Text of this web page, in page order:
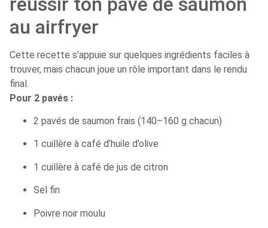
au airfryer
Cette recette s’appuie sur quelques ingrédients faciles à
trouver, mais chacun joue un rôle important dans le rendu
final.
Pour 2 pavés :
2 pavés de saumon frais (140–160 g chacun)
1 cuillère à café d’huile d’olive
1 cuillère à café de jus de citron
Sel fin
Poivre noir moulu